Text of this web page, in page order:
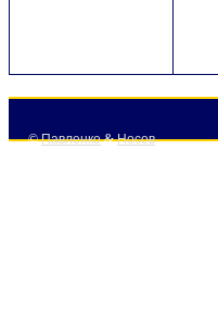
©Павленко&Носов